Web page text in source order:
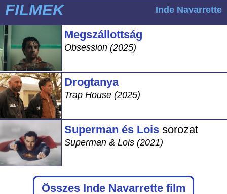
FILMEK Inde Navarrette
Megszállottság
Obsession (2025)
Drogtanya
Trap House (2025)
Superman és Lois sorozat
Superman & Lois (2021)
Összes Inde Navarrette film